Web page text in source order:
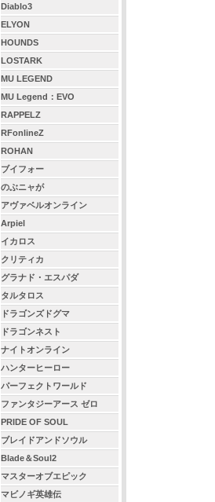
Diablo3
ELYON
HOUNDS
LOSTARK
MU LEGEND
MU Legend：EVO
RAPPELZ
RFonlineZ
ROHAN
ブイフォー
のぶニャが
アヴァベルオンライン
Arpiel
イカロス
クリティカ
グラナド・エスパダ
タルタロス
ドラゴンズドグマ
ドラゴンネスト
ナイトオンライン
ハンターヒーロー
パーフェクトワールド
ファンタジーアース ゼロ
PRIDE OF SOUL
ブレイドアンドソウル
Blade＆Soul2
マスターオブエピック
マビノギ英雄伝